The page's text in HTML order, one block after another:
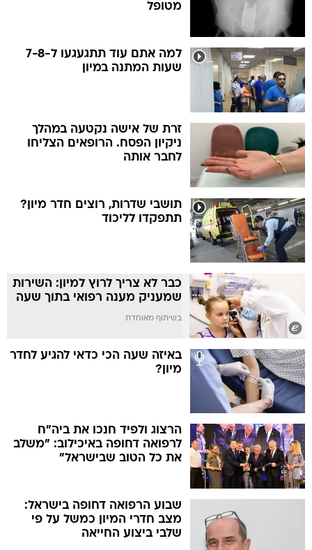
מטופל
למה אתם עוד תתגעגעו ל-7-8
שעות המתנה במיון
זרת של אישה נקטעה במהלך
ניקיון הפסח. הרופאים הצליחו
לחבר אותה
תושבי שדרות, רוצים חדר מיון?
תתפקדו לליכוד
כבר לא צריך לרוץ למיון: השירות
שמעניק מענה רפואי בתוך שעה
בשיתוף מאוחדת
באיזה שעה הכי כדאי להגיע לחדר
מיון?
הרצוג ולפיד חנכו את ביה"ח
לרפואה דחופה באיכילוב: "משלב
את כל הטוב שבישראל"
שבוע הרפואה דחופה בישראל:
מצב חדרי המיון כמשל על פי
שלבי ביצוע החייאה